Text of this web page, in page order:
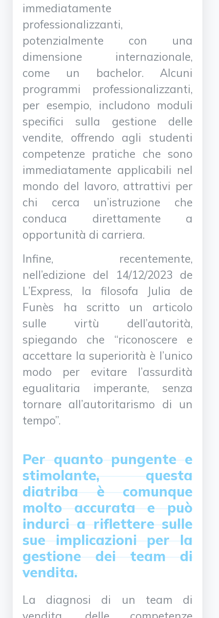
immediatamente
professionalizzanti,
potenzialmente con una
dimensione internazionale,
come un bachelor. Alcuni
programmi professionalizzanti,
per esempio, includono moduli
specifici sulla gestione delle
vendite, offrendo agli studenti
competenze pratiche che sono
immediatamente applicabili nel
mondo del lavoro, attrattivi per
chi cerca un’istruzione che
conduca direttamente a
opportunità di carriera.
Infine, recentemente,
nell’edizione del 14/12/2023 de
L’Express, la filosofa Julia de
Funès ha scritto un articolo
sulle virtù dell’autorità,
spiegando che “riconoscere e
accettare la superiorità è l’unico
modo per evitare l’assurdità
egualitaria imperante, senza
tornare all’autoritarismo di un
tempo”.
Per quanto pungente e
stimolante, questa
diatriba è comunque
molto accurata e può
indurci a riflettere sulle
sue implicazioni per la
gestione dei team di
vendita.
La diagnosi di un team di